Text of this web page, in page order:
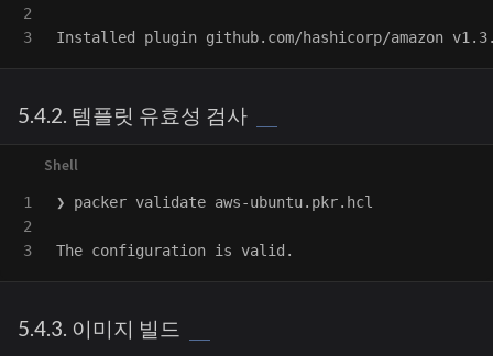
2
Installed plugin github.com/hashicorp/amazon
5.4.2. 템플릿 유효성 검사
1
2
❯ packer validate aws-ubuntu.pkr.hcl
5.4.3. 이미지 빌드